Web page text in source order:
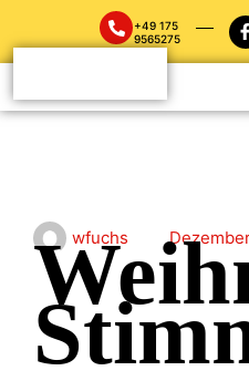
+49 175
9565275
wfuchs